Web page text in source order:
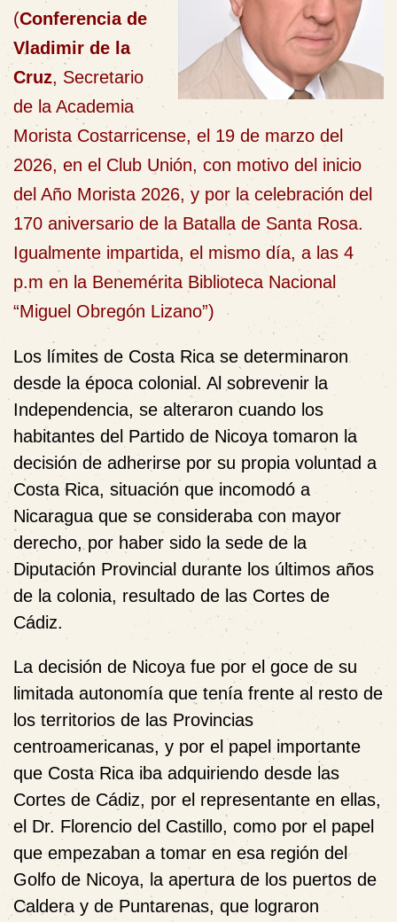
(Conferencia de
Vladimir de la
Cruz, Secretario
de la Academia
Morista Costarricense, el 19 de marzo del
2026, en el Club Unión, con motivo del inicio
del Año Morista 2026, y por la celebración del
170 aniversario de la Batalla de Santa Rosa.
Igualmente impartida, el mismo día, a las 4
p.m en la Benemérita Biblioteca Nacional
“Miguel Obregón Lizano”)
Los límites de Costa Rica se determinaron
desde la época colonial. Al sobrevenir la
Independencia, se alteraron cuando los
habitantes del Partido de Nicoya tomaron la
decisión de adherirse por su propia voluntad a
Costa Rica, situación que incomodó a
Nicaragua que se consideraba con mayor
derecho, por haber sido la sede de la
Diputación Provincial durante los últimos años
de la colonia, resultado de las Cortes de
Cádiz.
La decisión de Nicoya fue por el goce de su
limitada autonomía que tenía frente al resto de
los territorios de las Provincias
centroamericanas, y por el papel importante
que Costa Rica iba adquiriendo desde las
Cortes de Cádiz, por el representante en ellas,
el Dr. Florencio del Castillo, como por el papel
que empezaban a tomar en esa región del
Golfo de Nicoya, la apertura de los puertos de
Caldera y de Puntarenas, que lograron